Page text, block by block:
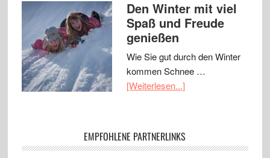
Den Winter mit viel
Spaß und Freude
genießen
Wie Sie gut durch den Winter
kommen Schnee …
[Weiterlesen...]
EMPFOHLENE PARTNERLINKS